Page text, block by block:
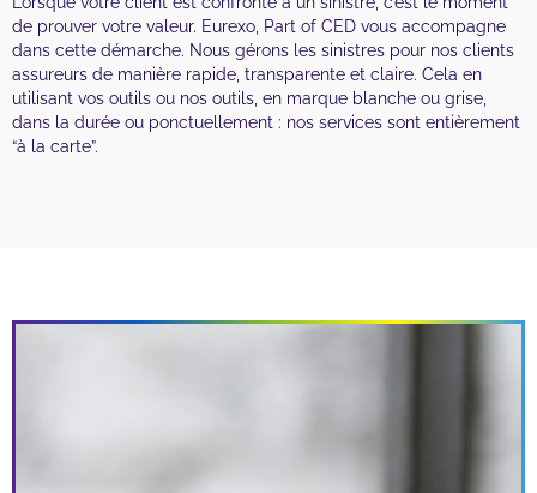
de prouver votre valeur. Eurexo, Part of CED vous accompagne
dans cette démarche. Nous gérons les sinistres pour nos clients
assureurs de manière rapide, transparente et claire. Cela en
utilisant vos outils ou nos outils, en marque blanche ou grise,
dans la durée ou ponctuellement : nos services sont entièrement
“à la carte”.